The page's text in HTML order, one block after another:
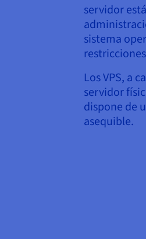
servidor
sistema
Los VPS, a
servidor
dispone de
asequible.